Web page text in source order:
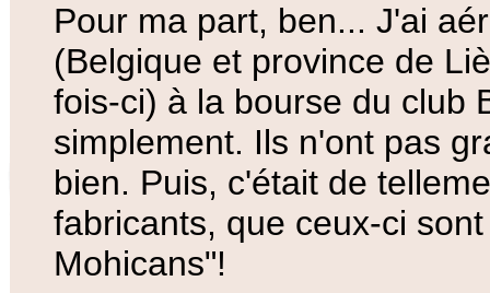
Pour ma part, ben... J'ai
(Belgique et province de
fois-ci) à la bourse du club
simplement. Ils n'ont pas
bien. Puis, c'était de
fabricants, que ceux-ci
Mohicans"!